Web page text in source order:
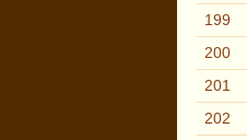
199
200
201
202